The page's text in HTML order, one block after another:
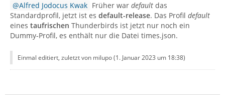
Alfred Jodocus Kwak Früher war default das
Standardprofil, jetzt ist es default-release. Das Profil default
eines taufrischen Thunderbirds ist jetzt nur noch ein
Dummy-Profil, es enthält nur die Datei times.json.
Einmal editiert, zuletzt von milupo (1. Januar 2023 um 18:38)